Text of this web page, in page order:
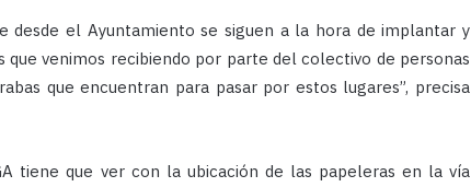
desde el Ayuntamiento se siguen a la hora de implantar y
que venimos recibiendo por parte del colectivo de personas
que encuentran para pasar por estos lugares”, precisa
tiene que ver con la ubicación de las papeleras en la vía